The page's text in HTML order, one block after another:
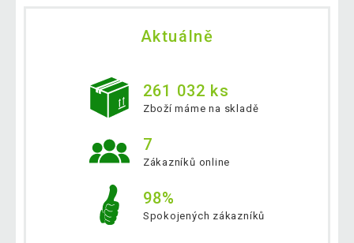
Aktuálně
261 032 ks
Zboží máme na skladě
7
Zákazníků online
98%
Spokojených zákazníků